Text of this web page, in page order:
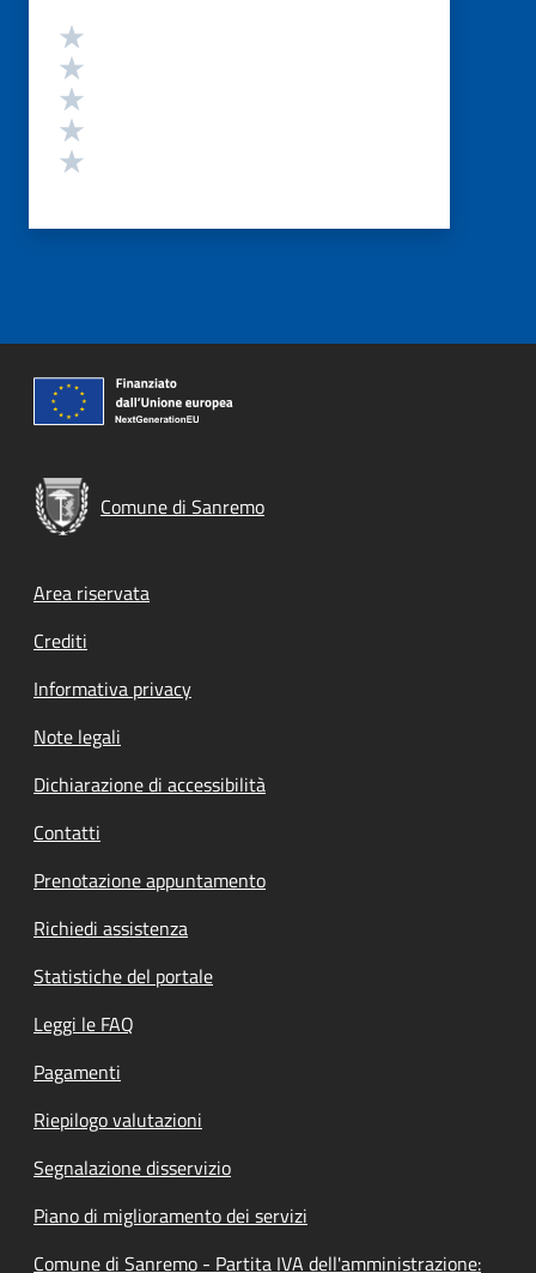
Valutazione
Comune di Sanremo
Footer menu
Area riservata
Crediti
Informativa privacy
Note legali
Dichiarazione di accessibilità
Contatti
Prenotazione appuntamento
Richiedi assistenza
Statistiche del portale
Leggi le FAQ
Pagamenti
Riepilogo valutazioni
Segnalazione disservizio
Piano di miglioramento dei servizi
Comune di Sanremo - Partita IVA dell'amministrazione: